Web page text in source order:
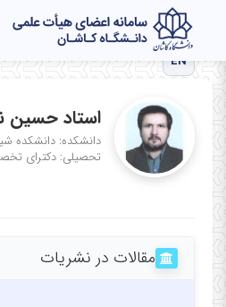
EN
استاد حسین
دانشکده: دانشکده
تحصیلی: دکترای
مقالات در نشریات